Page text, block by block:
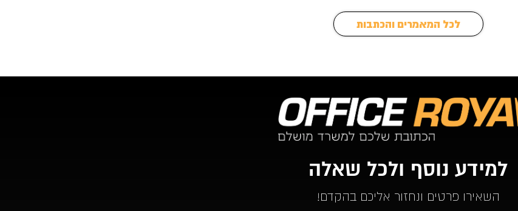
לכל המאמרים והכתבות
למידע נוסף ולכל שאלה
השאירו פרטים ונחזור אליכם בהקדם!